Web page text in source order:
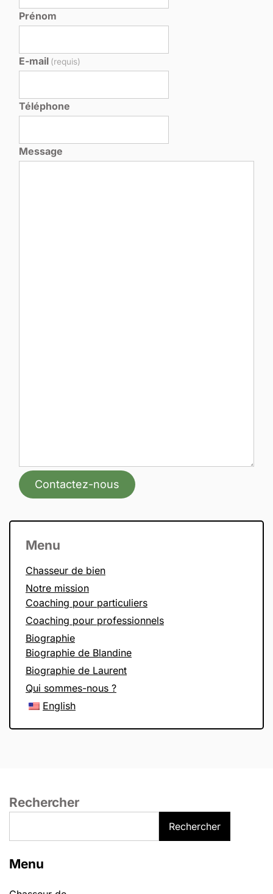
Prénom
E-mail (requis)
Téléphone
Message
Contactez-nous
Menu
Chasseur de bien
Notre mission
Coaching pour particuliers
Coaching pour professionnels
Biographie
Biographie de Blandine
Biographie de Laurent
Qui sommes-nous ?
English
Rechercher
Rechercher
Menu